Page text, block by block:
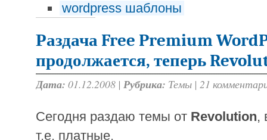
wordpress шаблоны
Раздача Free Premium
продолжается, теперь
Дата: 01.12.2008 | Рубрика: Темы | 21
Сегодня раздаю темы от Revolution,
т.е. платные.